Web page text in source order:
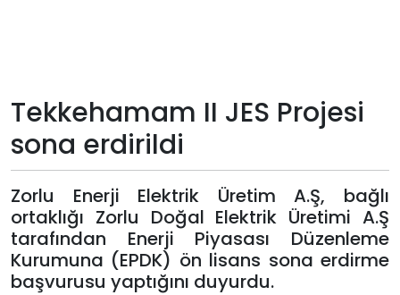
Künye
Giriş
Yap
Tekkehamam II JES Projesi
sona erdirildi
Zorlu Enerji Elektrik Üretim A.Ş, bağlı
ortaklığı Zorlu Doğal Elektrik Üretimi A.Ş
tarafından Enerji Piyasası Düzenleme
Kurumuna (EPDK) ön lisans sona erdirme
başvurusu yaptığını duyurdu.